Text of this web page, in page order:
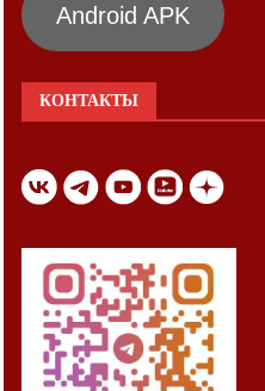
Android APK
КОНТАКТЫ